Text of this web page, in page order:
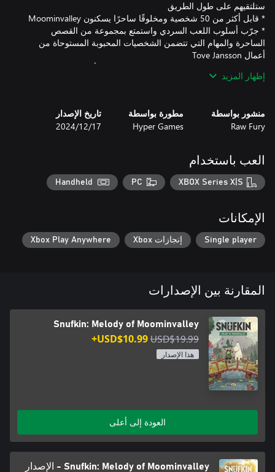
* جرّب أسلوب اللعب السردي واستمتع بمجموعة من القصص
الساحرة والمهام التي تتضمن الشخصيات المحبوبة المستوحاة من
* استكشف عالم Moominvalley المفتوح وحل الألغاز الموسيقية
إظهار المزيد
منشور بواسطة
Raw Fury
مطورة بواسطة
Hyper Games
تاريخ الإصدار
17‏/12‏/2024
العب باستخدام
XBOX Series X|S
PC
Handheld
الإمكانات
Single player إنجازات Xbox Xbox Play Anywhere
المقارنة بين الإصدارات
Snufkin: Melody of Moominvalley
USD$19.99
USD$10.99+
هذا الإصدار
العودة إلى أعلى
Snufkin: Melody of Moominvalley - الإصدار